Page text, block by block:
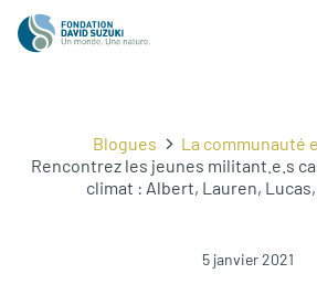
Blogues
La communauté
Rencontrez les jeunes militant.e.s
climat : Albert, Lauren, Lucas,
5 janvier 2021